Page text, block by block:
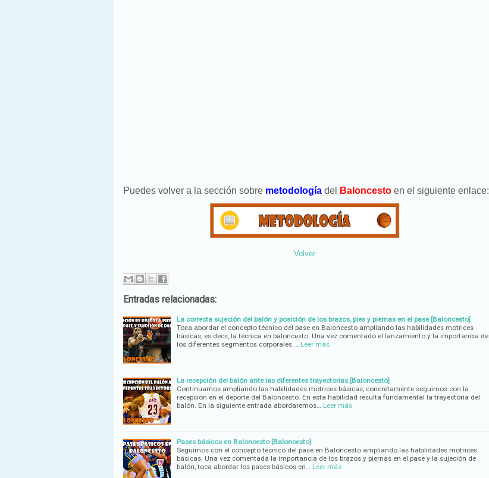
Puedes volver a la sección sobre metodología del Baloncesto en el siguiente enlace:
Volver
Entradas relacionadas:
La correcta sujeción del balón y posición de los brazos, pies y piernas en el pase [Baloncesto]
Toca abordar el concepto técnico del pase en Baloncesto ampliando las habilidades motrices
básicas, es decir, la técnica en baloncesto. Una vez comentado el lanzamiento y la importancia de
los diferentes segmentos corporales …
Leer más
La recepción del balón ante las diferentes trayectorias [Baloncesto]
Continuamos ampliando las habilidades motrices básicas, concretamente seguimos con la
recepción en el deporte del Baloncesto. En esta habilidad resulta fundamental la trayectoria del
balón. En la siguiente entrada abordaremos…
Leer más
Pases básicos en Baloncesto [Baloncesto]
Seguimos con el concepto técnico del pase en Baloncesto ampliando las habilidades motrices
básicas. Una vez comentada la importancia de los brazos y piernas en el pase y la sujeción de
balón, toca abordar los pases básicos en…
Leer más